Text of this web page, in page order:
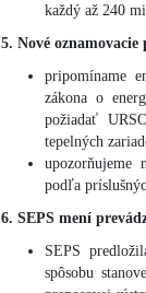
každý až 240
5. Nové
pripomíname
zákona o
požiadať
tepelných
upozorňujeme
podľa
6. SEPS mení
SEPS
spôsobu